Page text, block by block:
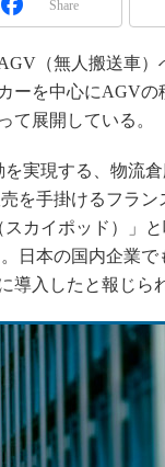
ネット展
3Dプリンタ
インダストリー4.0
造業ビッグデータ
イドインジャパン
植物工場
財マネジメント
グローバル設計・開発
御セキュリティ
新型コロナへの対応
Share
（無人搬送車）
ーを中心にAGVの
て展開している。
実現する、物流
を手掛けるフラン
スカイポッド）」
日本の国内企業で
導入したと報じら